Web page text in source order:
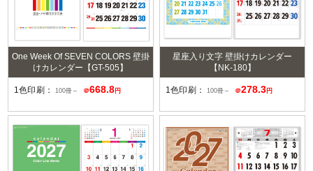
One Week Of SEVEN COLORS 壁掛
けカレンダー【GT-505】
1色印刷： 100冊～ ＠668.8 円
星座入り文字 壁掛けカレンダー
【NK-180】
1色印刷： 100冊～ ＠278.3 円